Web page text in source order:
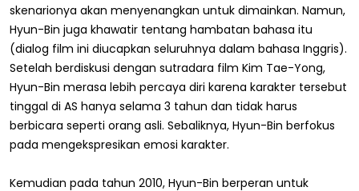
skenarionya akan menyenangkan untuk dimainkan. Namun,
Hyun-Bin juga khawatir tentang hambatan bahasa itu
(dialog film ini diucapkan seluruhnya dalam bahasa Inggris).
Setelah berdiskusi dengan sutradara film Kim Tae-Yong,
Hyun-Bin merasa lebih percaya diri karena karakter tersebut
tinggal di AS hanya selama 3 tahun dan tidak harus
berbicara seperti orang asli. Sebaliknya, Hyun-Bin berfokus
pada mengekspresikan emosi karakter.
Kemudian pada tahun 2010, Hyun-Bin berperan untuk